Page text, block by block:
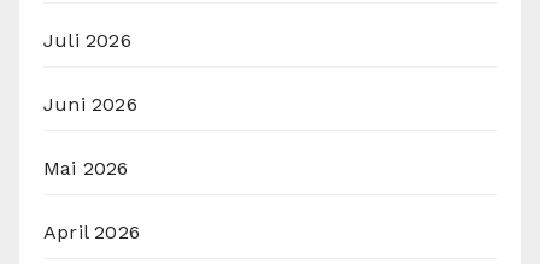
Juli 2026
Juni 2026
Mai 2026
April 2026